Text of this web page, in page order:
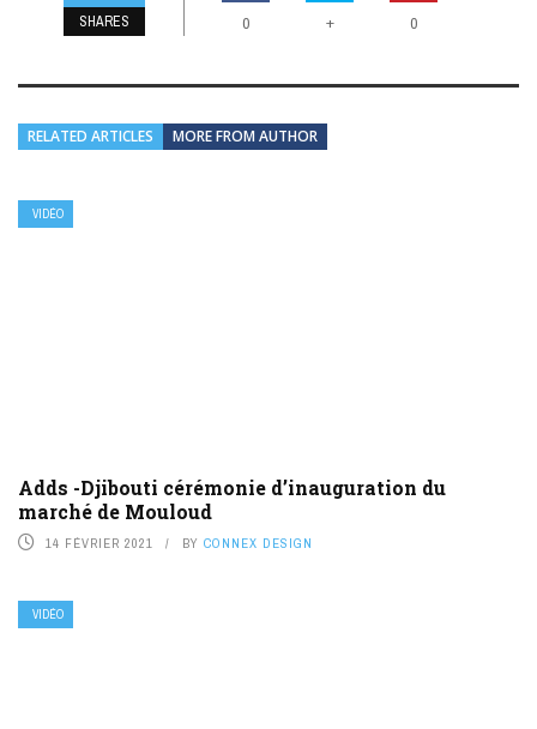
SHARES 0 + 0
RELATED ARTICLES MORE FROM AUTHOR
VIDÉO
Adds -Djibouti cérémonie d’inauguration du
marché de Mouloud
14 FÉVRIER 2021 BY CONNEX DESIGN
VIDÉO